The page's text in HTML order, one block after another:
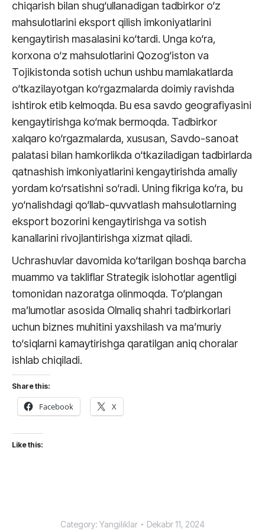
chiqarish bilan shug‘ullanadigan tadbirkor o‘z
mahsulotlarini eksport qilish imkoniyatlarini
kengaytirish masalasini ko‘tardi. Unga ko‘ra,
korxona o‘z mahsulotlarini Qozog‘iston va
Tojikistonda sotish uchun ushbu mamlakatlarda
o‘tkazilayotgan ko‘rgazmalarda doimiy ravishda
ishtirok etib kelmoqda. Bu esa savdo geografiyasini
kengaytirishga ko‘mak bermoqda. Tadbirkor
xalqaro ko‘rgazmalarda, xususan, Savdo-sanoat
palatasi bilan hamkorlikda o‘tkaziladigan tadbirlarda
qatnashish imkoniyatlarini kengaytirishda amaliy
yordam ko‘rsatishni so‘radi. Uning fikriga ko‘ra, bu
yo‘nalishdagi qo‘llab-quvvatlash mahsulotlarning
eksport bozorini kengaytirishga va sotish
kanallarini rivojlantirishga xizmat qiladi.
Uchrashuvlar davomida ko‘tarilgan boshqa barcha
muammo va takliflar Strategik islohotlar agentligi
tomonidan nazoratga olinmoqda. To‘plangan
ma’lumotlar asosida Olmaliq shahri tadbirkorlari
uchun biznes muhitini yaxshilash va ma’muriy
to‘siqlarni kamaytirishga qaratilgan aniq choralar
ishlab chiqiladi.
Share this:
Facebook X
Like this:
Category: Yangiliklar Dekabr 11, 2024